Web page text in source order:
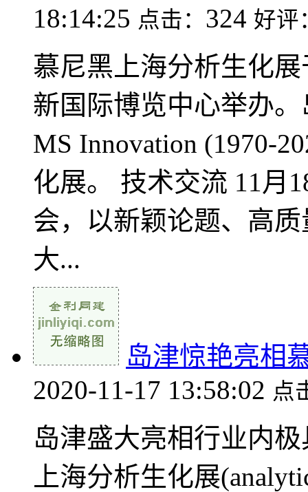
18:14:25 点击： 324 好评
慕尼黑上海分析生化
新国际博览中心举办。
MS Innovation (1970-
化展。 技术交流 11月
会，以新颖论题、高
大...
岛津惊艳亮相
2020-11-17 13:58:02 点
岛津盛大亮相行业内
上海分析生化展